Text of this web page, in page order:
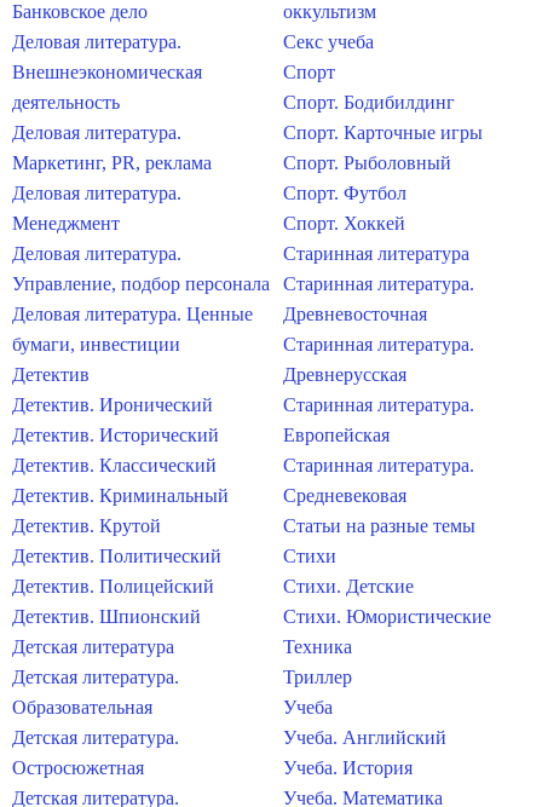
Банковское дело
Деловая литература.
Внешнеэкономическая
деятельность
Деловая литература.
Маркетинг, PR, реклама
Деловая литература.
Менеджмент
Деловая литература.
Управление, подбор персонала
Деловая литература. Ценные
бумаги, инвестиции
Детектив
Детектив. Иронический
Детектив. Исторический
Детектив. Классический
Детектив. Криминальный
Детектив. Крутой
Детектив. Политический
Детектив. Полицейский
Детектив. Шпионский
Детская литература
Детская литература.
Образовательная
Детская литература.
Остросюжетная
Детская литература.
оккультизм
Секс учеба
Спорт
Спорт. Бодибилдинг
Спорт. Карточные игры
Спорт. Рыболовный
Спорт. Футбол
Спорт. Хоккей
Старинная литература
Старинная литература.
Древневосточная
Старинная литература.
Древнерусская
Старинная литература.
Европейская
Старинная литература.
Средневековая
Статьи на разные темы
Стихи
Стихи. Детские
Стихи. Юмористические
Техника
Триллер
Учеба
Учеба. Английский
Учеба. История
Учеба. Математика